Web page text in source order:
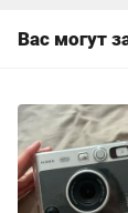
Вас могут